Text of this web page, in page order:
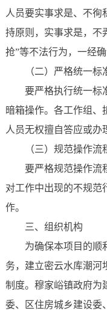
人员要实事求是、不徇
持原则，实事求是，不
抢”等不法行为，一经
（二）严格统一标
要严格执行统一标
暗箱操作。各工作组、
人员无权擅自答应或办
（三）规范操作流
要严格规范操作流
对工作中出现的不规范
作。
三、组织机构
为确保本项目的顺
务，建立密云水库潮河
制度。穆家峪镇政府为
委、区住房城乡建设委